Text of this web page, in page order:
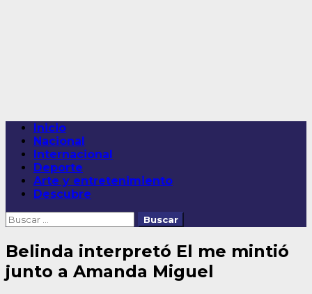
Menú
principal
Inicio
Nacional
Internacional
Deporte
Arte y entretenimiento
Descubre
Buscar:
Belinda interpretó El me mintió
junto a Amanda Miguel